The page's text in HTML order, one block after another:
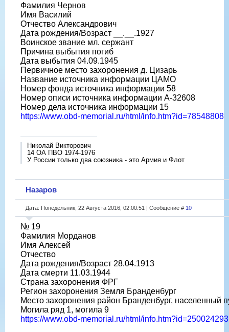
Фамилия Чернов
Имя Василий
Отчество Александрович
Дата рождения/Возраст __.__.1927
Воинское звание мл. сержант
Причина выбытия погиб
Дата выбытия 04.09.1945
Первичное место захоронения д. Цизарь
Название источника информации ЦАМО
Номер фонда источника информации 58
Номер описи источника информации A-32608
Номер дела источника информации 15
https://www.obd-memorial.ru/html/info.htm?id=78548808
Николай Викторович
14 ОА ПВО 1974-1976
У России только два союзника - это Армия и Флот
Назаров
Дата: Понедельник, 22 Августа 2016, 02:00:51 | Сообщение # 10
№ 19
Фамилия Морданов
Имя Алексей
Отчество
Дата рождения/Возраст 28.04.1913
Дата смерти 11.03.1944
Страна захоронения ФРГ
Регион захоронения Земля Бранденбург
Место захоронения район Бранденбург, населенный
Могила ряд 1, могила 9
https://www.obd-memorial.ru/html/info.htm?id=250024293